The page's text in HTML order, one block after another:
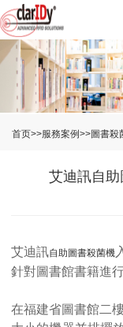
首页>>服務案例>>圖書殺
艾迪訊自
艾迪訊自助圖書殺菌機
針對圖書館書籍進
在福建省圖書館二